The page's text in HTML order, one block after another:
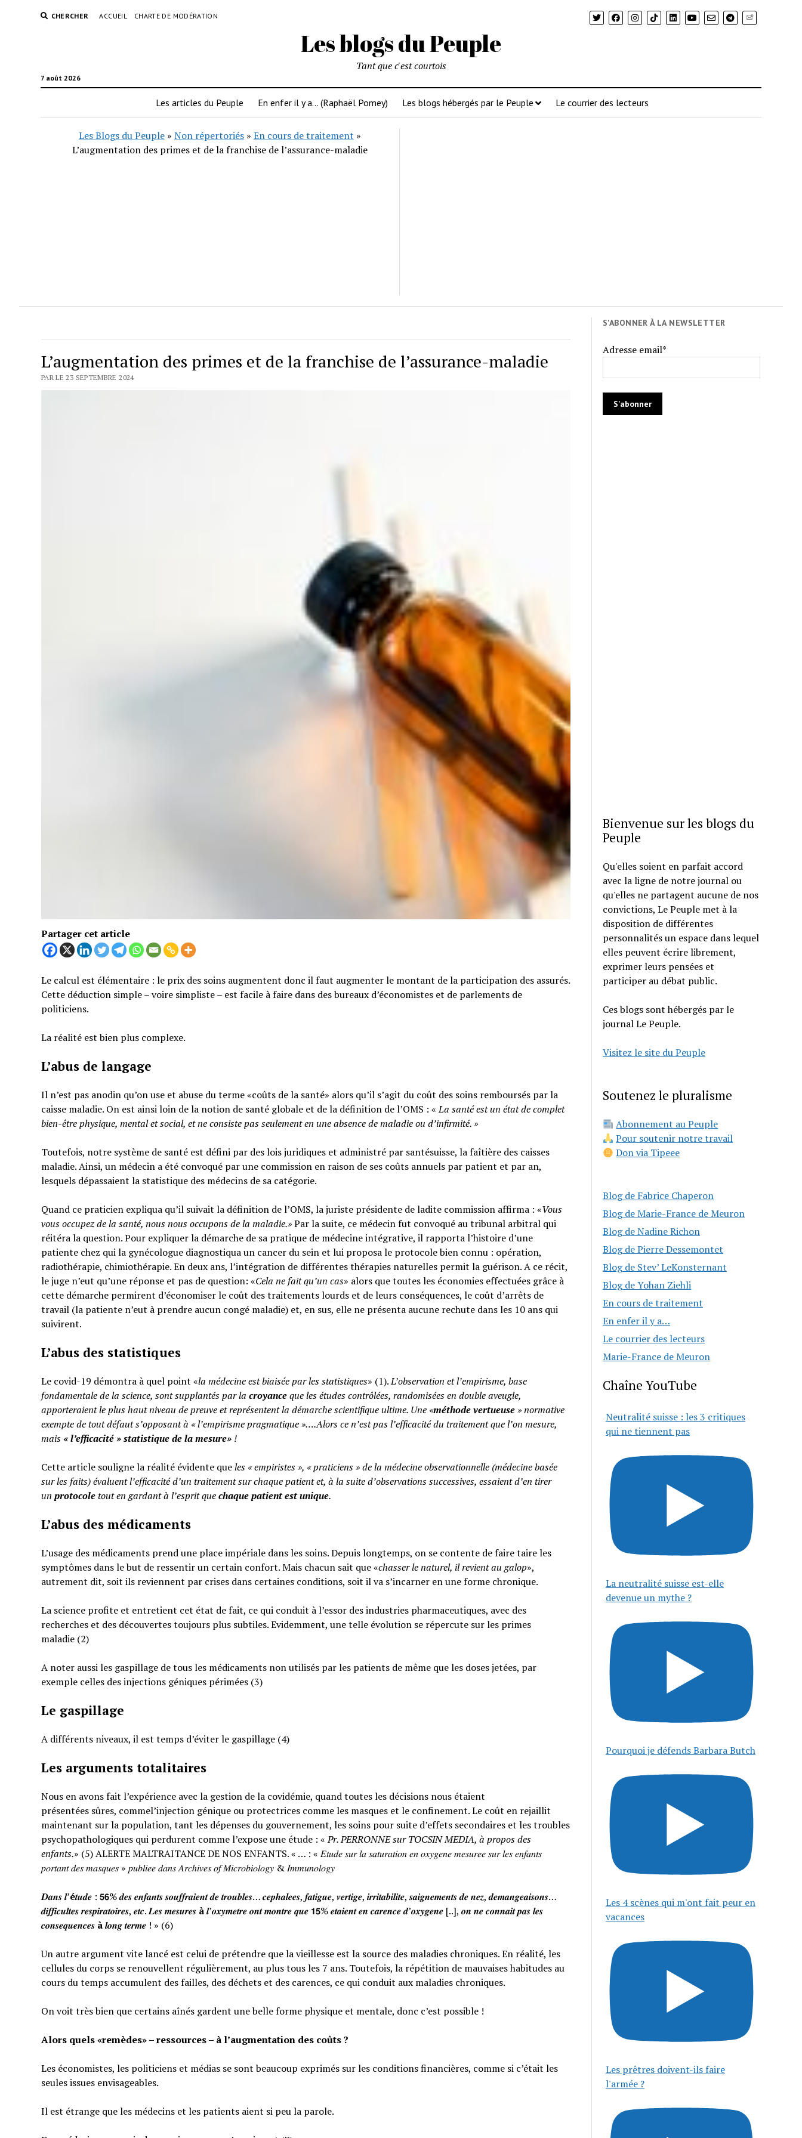
CHERCHER ACCUEIL CHARTE DE MODÉRATION Newsletter
Les blogs du Peuple
7 août 2026
Tant que c'est courtois
Les articles du Peuple En enfer il y a… (Raphaël Pomey) Les blogs hébergés par le Peuple Le courrier des lecteurs
Les Blogs du Peuple» Non répertoriés» En cours de traitement »
L’augmentation des primes et de la franchise de l’assurance-maladie
L’augmentation des primes et de la franchise de l’assurance-maladie
PAR LE 23 SEPTEMBRE 2024
Partager cet article
Le calcul est élémentaire : le prix des soins augmentent donc il faut augmenter le montant de la participation des assurés.
Cette déduction simple – voire simpliste – est facile à faire dans des bureaux d’économistes et de parlements de
politiciens.
La réalité est bien plus complexe.
L’abus de langage
Il n’est pas anodin qu’on use et abuse du terme «coûts de la santé» alors qu’il s’agit du coût des soins remboursés par la
caisse maladie. On est ainsi loin de la notion de santé globale et de la définition de l’OMS : «La santé est un état de complet
bien-être physique, mental et social, et ne consiste pas seulement en une absence de maladie ou d’infirmité.»
Toutefois, notre système de santé est défini par des lois juridiques et administré par santésuisse, la faîtière des caisses
maladie. Ainsi, un médecin a été convoqué par une commission en raison de ses coûts annuels par patient et par an,
lesquels dépassaient la statistique des médecins de sa catégorie.
Quand ce praticien expliqua qu’il suivait la définition de l’OMS, la juriste présidente de ladite commission affirma : «Vous
vous occupez de la santé, nous nous occupons de la maladie.»Par la suite, ce médecin fut convoqué au tribunal arbitral qui
réitéra la question. Pour expliquer la démarche de sa pratique de médecine intégrative, il rapporta l’histoire d’une
patiente chez qui la gynécologue diagnostiqua un cancer du sein et lui proposa le protocole bien connu : opération,
radiothérapie, chimiothérapie. En deux ans, l’intégration de différentes thérapies naturelles permit la guérison. A ce récit,
le juge n’eut qu’une réponse et pas de question: «Cela ne fait qu’un cas» alors que toutes les économies effectuées grâce à
cette démarche permirent d’économiser le coût des traitements lourds et de leurs conséquences, le coût d’arrêts de
travail (la patiente n’eut à prendre aucun congé maladie) et, en sus, elle ne présenta aucune rechute dans les 10 ans qui
suivirent.
L’abus des statistiques
Le covid-19 démontra à quel point «la médecine est biaisée par les statistiques» (1).L’observation et l’empirisme, base
fondamentale de la science, sont supplantés par la croyanceque les études contrôlées, randomisées en double aveugle,
apporteraient le plus haut niveau de preuve et représentent la démarche scientifique ultime. Une «méthode vertueuse» normative
exempte de tout défaut s’opposant à « l’empirisme pragmatique »….Alors ce n’est pas l’efficacité du traitement que l’on mesure,
mais «l’efficacité » statistique de la mesure» !
Cette article souligne la réalité évidente queles « empiristes », « praticiens » de la médecine observationnelle (médecine basée
sur les faits) évaluent l’efficacité d’un traitement sur chaque patient et, à la suite d’observations successives, essaient d’en tirer
un protocoletout en gardant à l’esprit quechaque patient est unique.
L’abus des médicaments
L’usage des médicaments prend une place impériale dans les soins. Depuis longtemps, on se contente de faire taire les
symptômes dans le but de ressentir un certain confort. Mais chacun sait que «chasser le naturel, il revient au galop»,
autrement dit, soit ils reviennent par crises dans certaines conditions, soit il va s’incarner en une forme chronique.
La science profite et entretient cet état de fait, ce qui conduit à l’essor des industries pharmaceutiques, avec des
recherches et des découvertes toujours plus subtiles. Evidemment, une telle évolution se répercute sur les primes
maladie (2)
A noter aussi les gaspillage de tous les médicaments non utilisés par les patients de même que les doses jetées, par
exemple celles des injections géniques périmées (3)
Le gaspillage
A différents niveaux, il est temps d’éviter le gaspillage (4)
Les arguments totalitaires
Nous en avons fait l’expérience avec la gestion de la covidémie, quand toutes les décisions nous étaient
présentées sûres, commel’injection génique ou protectrices comme les masques et le confinement. Le coût en rejaillit
maintenant sur la population, tant les dépenses du gouvernement, les soins pour suite d’effets secondaires et les troubles
psychopathologiques qui perdurent comme l’expose une étude : «Pr. PERRONNE sur TOCSIN MEDIA, à propos des
enfants.» (5) ALERTE MALTRAITANCE DE NOS ENFANTS. « … : « 𝐸𝑡𝑢𝑑𝑒 𝑠𝑢𝑟 𝑙𝑎 𝑠𝑎𝑡𝑢𝑟𝑎𝑡𝑖𝑜𝑛 𝑒𝑛 𝑜𝑥𝑦𝑔𝑒𝑛𝑒 𝑚𝑒𝑠𝑢𝑟𝑒𝑒 𝑠𝑢𝑟 𝑙𝑒𝑠 𝑒𝑛𝑓𝑎𝑛𝑡𝑠
𝑝𝑜𝑟𝑡𝑎𝑛𝑡 𝑑𝑒𝑠 𝑚𝑎𝑠𝑞𝑢𝑒𝑠 » 𝑝𝑢𝑏𝑙𝑖𝑒𝑒 𝑑𝑎𝑛𝑠 𝐴𝑟𝑐ℎ𝑖𝑣𝑒𝑠 𝑜𝑓 𝑀𝑖𝑐𝑟𝑜𝑏𝑖𝑜𝑙𝑜𝑔𝑦 & 𝐼𝑚𝑚𝑢𝑛𝑜𝑙𝑜𝑔𝑦
𝑫𝒂𝒏𝒔 𝒍’é𝒕𝒖𝒅𝒆 : 𝟱𝟲% 𝒅𝒆𝒔 𝒆𝒏𝒇𝒂𝒏𝒕𝒔 𝒔𝒐𝒖𝒇𝒇𝒓𝒂𝒊𝒆𝒏𝒕 𝒅𝒆 𝒕𝒓𝒐𝒖𝒃𝒍𝒆𝒔… 𝒄𝒆𝒑𝒉𝒂𝒍𝒆𝒆𝒔, 𝒇𝒂𝒕𝒊𝒈𝒖𝒆, 𝒗𝒆𝒓𝒕𝒊𝒈𝒆, 𝒊𝒓𝒓𝒊𝒕𝒂𝒃𝒊𝒍𝒊𝒕𝒆, 𝒔𝒂𝒊𝒈𝒏𝒆𝒎𝒆𝒏𝒕𝒔 𝒅𝒆 𝒏𝒆𝒛, 𝒅𝒆𝒎𝒂𝒏𝒈𝒆𝒂𝒊𝒔𝒐𝒏𝒔…
𝒅𝒊𝒇𝒇𝒊𝒄𝒖𝒍𝒕𝒆𝒔 𝒓𝒆𝒔𝒑𝒊𝒓𝒂𝒕𝒐𝒊𝒓𝒆𝒔, 𝒆𝒕𝒄. 𝑳𝒆𝒔 𝒎𝒆𝒔𝒖𝒓𝒆𝒔 à𝒍’𝒐𝒙𝒚𝒎𝒆𝒕𝒓𝒆 𝒐𝒏𝒕 𝒎𝒐𝒏𝒕𝒓𝒆 𝒒𝒖𝒆 𝟭𝟱% 𝒆𝒕𝒂𝒊𝒆𝒏𝒕 𝒆𝒏 𝒄𝒂𝒓𝒆𝒏𝒄𝒆 𝒅’𝒐𝒙𝒚𝒈𝒆𝒏𝒆 [..], 𝒐𝒏 𝒏𝒆 𝒄𝒐𝒏𝒏𝒂𝒊𝒕 𝒑𝒂𝒔 𝒍𝒆𝒔
𝒄𝒐𝒏𝒔𝒆𝒒𝒖𝒆𝒏𝒄𝒆𝒔 à𝒍𝒐𝒏𝒈 𝒕𝒆𝒓𝒎𝒆 ! » (6)
Un autre argument vite lancé est celui de prétendre que la vieillesse est la source des maladies chroniques. En réalité, les
cellules du corps se renouvellent régulièrement, au plus tous les 7 ans. Toutefois, la répétition de mauvaises habitudes au
cours du temps accumulent des failles, des déchets et des carences, ce qui conduit aux maladies chroniques.
On voit très bien que certains aînés gardent une belle forme physique et mentale, donc c’est possible !
Alors quels «remèdes» – ressources – à l’augmentation des coûts ?
Les économistes, les politiciens et médias se sont beaucoup exprimés sur les conditions financières, comme si c’était les
seules issues envisageables.
Il est étrange que les médecins et les patients aient si peu la parole.
S'ABONNER À LA NEWSLETTER
Adresse email*
Bienvenue sur les blogs du
Peuple
Qu'elles soient en parfait accord
avec la ligne de notre journal ou
qu'elles ne partagent aucune de nos
convictions, Le Peuple met à la
disposition de différentes
personnalités un espace dans lequel
elles peuvent écrire librement,
exprimer leurs pensées et
participer au débat public.
Ces blogs sont hébergés par le
journal Le Peuple.
Visitez le site du Peuple
Soutenez le pluralisme
Abonnement au Peuple
Pour soutenir notre travail
Don via Tipeee
Blog de Fabrice Chaperon
Blog de Marie-France de Meuron
Blog de Nadine Richon
Blog de Pierre Dessemontet
Blog de Stev’ LeKonsternant
Blog de Yohan Ziehli
En cours de traitement
En enfer il y a…
Le courrier des lecteurs
Marie-France de Meuron
Chaîne YouTube
Neutralité suisse : les 3 critiques
qui ne tiennent pas
La neutralité suisse est-elle
devenue un mythe ?
Pourquoi je défends Barbara Butch
Les 4 scènes qui m'ont fait peur en
vacances
Les prêtres doivent-ils faire
l'armée ?